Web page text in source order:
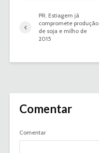
PR: Estiagem já
compromete produção
de soja e milho de
2015
Comentar
Comentar